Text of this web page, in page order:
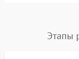
Этапы